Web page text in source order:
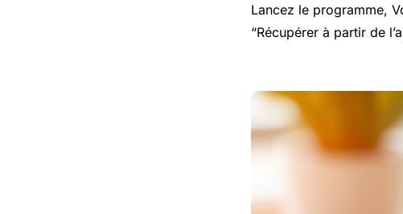
Lancez le programme,
“Récupérer à partir de